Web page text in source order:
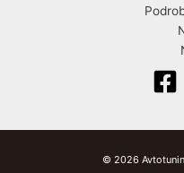
© 2026